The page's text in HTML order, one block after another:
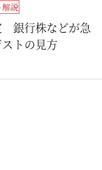
説
銀行株などが急
トの見方